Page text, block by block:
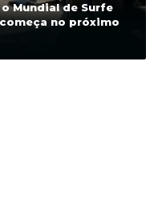
Mundial de Surfe
no próximo